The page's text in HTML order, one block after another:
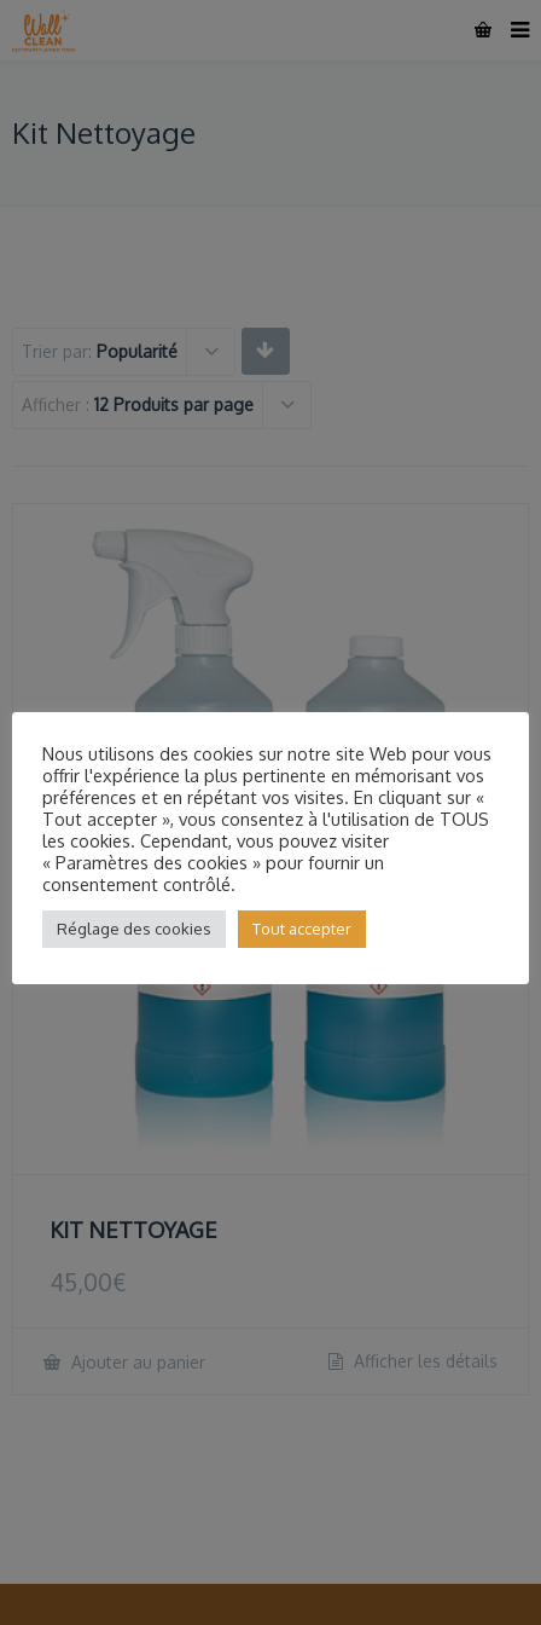
Kit Nettoyage
Trier par: Popularité
Afficher : 12 Produits par page
KIT NETTOYAGE
45,00€
Ajouter au panier Afficher les détails
Nous utilisons des cookies sur notre site Web pour vous
offrir l'expérience la plus pertinente en mémorisant vos
préférences et en répétant vos visites. En cliquant sur «
Tout accepter », vous consentez à l'utilisation de TOUS
les cookies. Cependant, vous pouvez visiter
« Paramètres des cookies » pour fournir un
consentement contrôlé.
Réglage des cookies Tout accepter